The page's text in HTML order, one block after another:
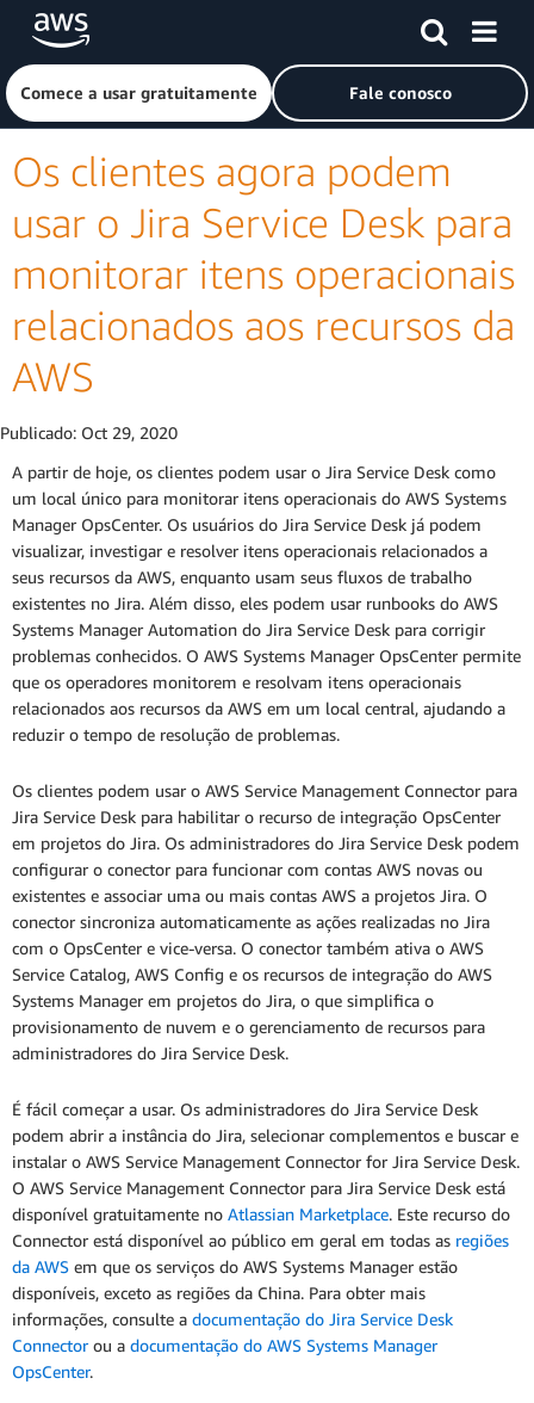
Pular para o conteúdo principal
Clique aqui para voltar à página inicial da Amazon Web
Comece a usar gratuitamente Fale conosco
Os clientes agora podem
usar o Jira Service Desk para
monitorar itens operacionais
relacionados aos recursos da
AWS
Publicado: Oct 29, 2020
A partir de hoje, os clientes podem usar o Jira Service Desk como
um local único para monitorar itens operacionais do AWS Systems
Manager OpsCenter. Os usuários do Jira Service Desk já podem
visualizar, investigar e resolver itens operacionais relacionados a
seus recursos da AWS, enquanto usam seus fluxos de trabalho
existentes no Jira. Além disso, eles podem usar runbooks do AWS
Systems Manager Automation do Jira Service Desk para corrigir
problemas conhecidos. O AWS Systems Manager OpsCenter permite
que os operadores monitorem e resolvam itens operacionais
relacionados aos recursos da AWS em um local central, ajudando a
reduzir o tempo de resolução de problemas.
Os clientes podem usar o AWS Service Management Connector para
Jira Service Desk para habilitar o recurso de integração OpsCenter
em projetos do Jira. Os administradores do Jira Service Desk podem
configurar o conector para funcionar com contas AWS novas ou
existentes e associar uma ou mais contas AWS a projetos Jira. O
conector sincroniza automaticamente as ações realizadas no Jira
com o OpsCenter e vice-versa. O conector também ativa o AWS
Service Catalog, AWS Config e os recursos de integração do AWS
Systems Manager em projetos do Jira, o que simplifica o
provisionamento de nuvem e o gerenciamento de recursos para
administradores do Jira Service Desk.
É fácil começar a usar. Os administradores do Jira Service Desk
podem abrir a instância do Jira, selecionar complementos e buscar e
instalar o AWS Service Management Connector for Jira Service Desk.
O AWS Service Management Connector para Jira Service Desk está
disponível gratuitamente no Atlassian Marketplace. Este recurso do
Connector está disponível ao público em geral em todas as regiões
da AWS em que os serviços do AWS Systems Manager estão
disponíveis, exceto as regiões da China. Para obter mais
informações, consulte a documentação do Jira Service Desk
Connectorou a documentação do AWS Systems Manager
OpsCenter.